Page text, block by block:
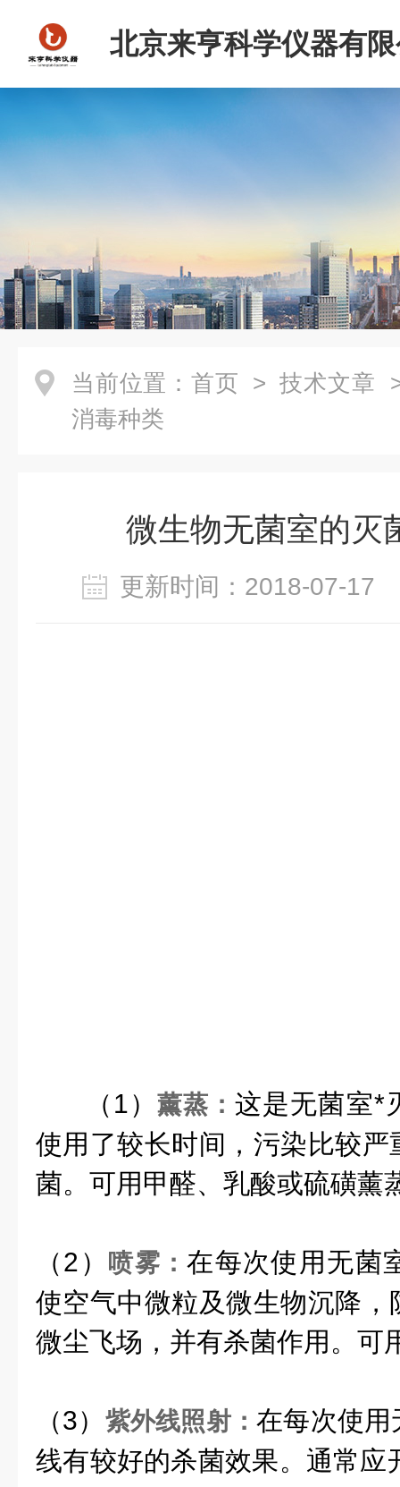
北京来亨科学仪器有
当前位置： 首页 > 技术文章
消毒种类
微生物无菌室的灭
更新时间：2018-07-
（1）薰蒸：这是无菌室*
使用了较长时间，污染比较
菌。可用甲醛、乳酸或硫磺薰
（2） 喷雾：在每次使用无菌
使空气中微粒及微生物沉降
微尘飞场，并有杀菌作用。可
（3） 紫外线照射：在每次使用
线有较好的杀菌效果。通常应